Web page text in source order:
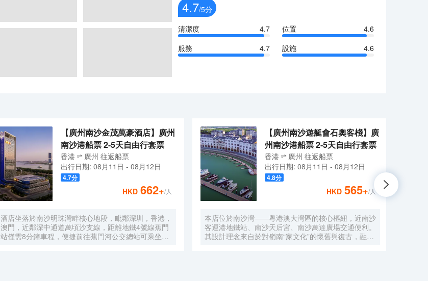
4.7/5分
清潔度
4.7 位置
4.6
服務
4.7 設施 4.6
【廣州南沙金茂萬豪酒店】廣州
南沙港船票 2-5天自由行套票
香港 廣州 往返船票
出行日期: 08月11日 - 08月12日
4.7分
HKD 662+/人
酒店坐落於南沙明珠灣畔核心地段，毗鄰深圳，香港，
澳門，近鄰深中通道萬頃沙支線，距離地鐵4號線蕉門
站僅需8分鐘車程，便捷前往蕉門河公交總站可乘坐機
【廣州南沙遊艇會石奧客棧】廣
州南沙港船票 2-5天自由行套票
香港 廣州 往返船票
出行日期: 08月11日 - 08月12日
4.8分
HKD 565+/人
本店位於南沙灣——粵港澳大灣區的核心樞紐，近南沙
客運港地鐵站、南沙天后宮、南沙萬達廣場交通便利。
其設計理念來自於對嶺南“家文化”的懷舊與復古，融合